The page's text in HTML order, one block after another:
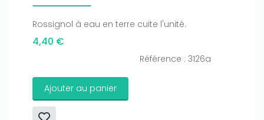
Rossignol à eau en terre cuite l'unité.
4,40 €
Référence : 3126a
Ajouter au panier